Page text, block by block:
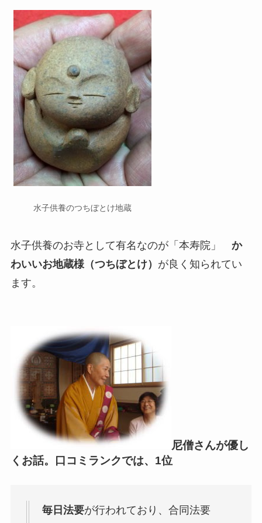
水子供養のつちぼとけ地蔵
水子供養のお寺として有名なのが「本寿院」 か
わいいお地蔵様（つちぼとけ） が良く知られてい
ます。
尼僧さんが優し
くお話。
口コミランクでは、1位
毎日法要が行われており、合同法要